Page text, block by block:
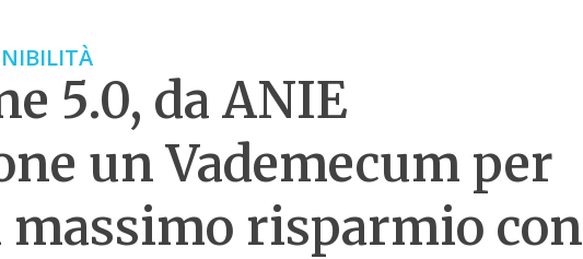
5.0, da ANIE
un Vademecum per
risparmio con